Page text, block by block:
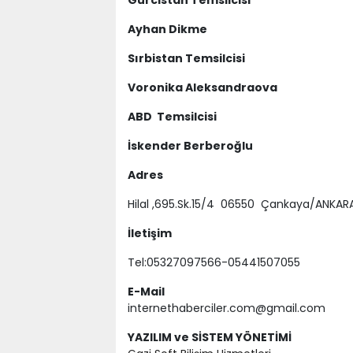
Ayhan Dikme
Sırbistan Temsilcisi
Voronika Aleksandraova
ABD Temsilcisi
İskender Berberoğlu
Adres
Hilal ,695.Sk.15/4 06550 Çankaya/
İletişim
Tel:05327097566-05441507055
E-Mail
internethaberciler.com@gmail.com
YAZILIM ve SİSTEM YÖNETİMİ